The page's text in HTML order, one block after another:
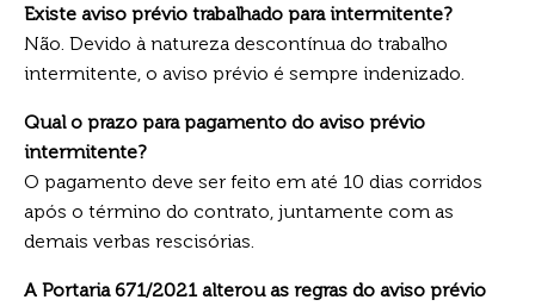
Existe aviso prévio trabalhado para intermitente?
Não. Devido à natureza descontínua do trabalho
intermitente, o aviso prévio é sempre indenizado.
Qual o prazo para pagamento do aviso prévio
intermitente?
O pagamento deve ser feito em até 10 dias corridos
após o término do contrato, juntamente com as
demais verbas rescisórias.
A Portaria 671/2021 alterou as regras do aviso prévio